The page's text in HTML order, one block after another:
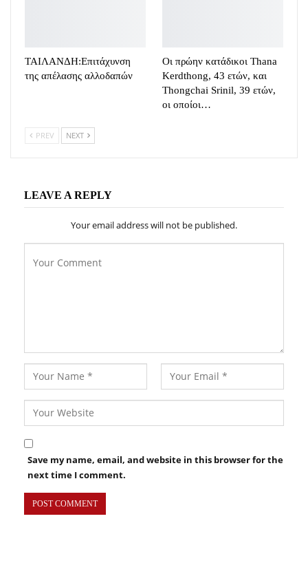
ΤΑΙΛΑΝΔΗ:Eπιτάχυνση
της απέλασης αλλοδαπών
Οι πρώην κατάδικοι Thana
Kerdthong, 43 ετών, και
Thongchai Srinil, 39 ετών,
οι οποίοι…
PREV NEXT
LEAVE A REPLY
Your email address will not be published.
Save my name, email, and website in this browser for the
next time I comment.